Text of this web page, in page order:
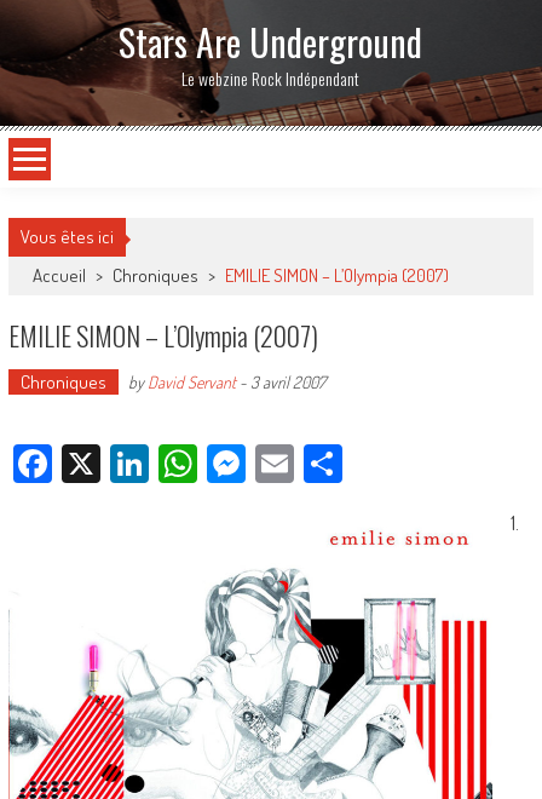
Stars Are Underground
Le webzine Rock Indépendant
Vous êtes ici
Accueil > Chroniques > EMILIE SIMON – L’Olympia (2007)
EMILIE SIMON – L’Olympia (2007)
Chroniques byDavid Servant- 3 avril 2007
Facebook
X LinkedIn
WhatsApp
Messenger
EmailPartager
1.